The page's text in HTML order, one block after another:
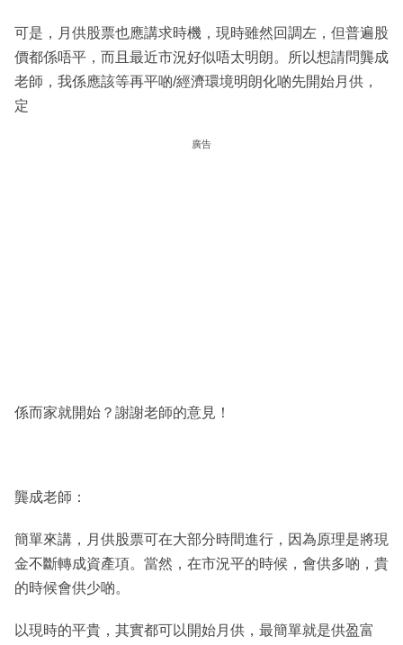
可是，月供股票也應講求時機，現時雖然回調左，但普遍股
價都係唔平，而且最近市況好似唔太明朗。所以想請問龔成
老師，我係應該等再平啲/經濟環境明朗化啲先開始月供，
定
廣告
係而家就開始？謝謝老師的意見！
龔成老師：
簡單來講，月供股票可在大部分時間進行，因為原理是將現
金不斷轉成資產項。當然，在市況平的時候，會供多啲，貴
的時候會供少啲。
以現時的平貴，其實都可以開始月供，最簡單就是供盈富